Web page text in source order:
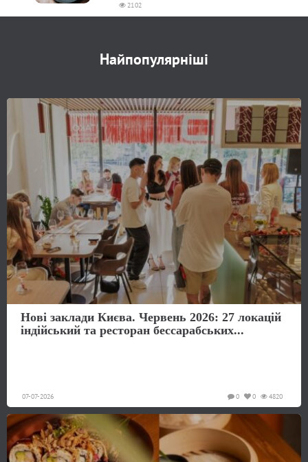
2102
Найпопулярніші
Нові заклади Києва. Червень 2026: 27 локацій
індійський та ресторан бессарабських...
07-07-2026 4820
0
0